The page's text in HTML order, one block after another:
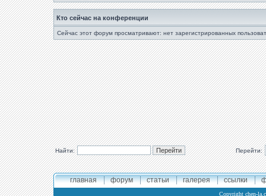
Кто сейчас на конференции
Сейчас этот форум просматривают: нет зарегистрированных
Найти: Перейти:
главная форум статьи галерея ссылки
Copyright chen-